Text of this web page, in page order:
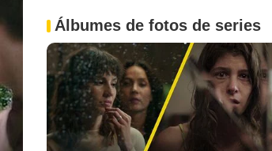
Álbumes de fotos de series